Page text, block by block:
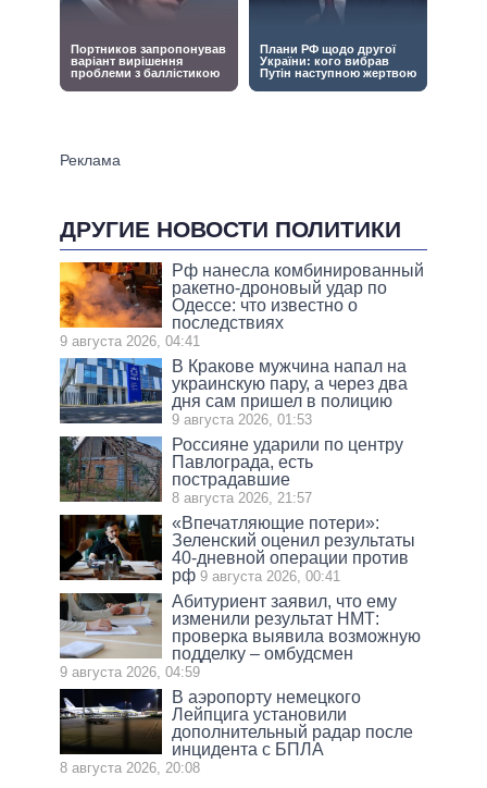
ДРУГИЕ НОВОСТИ ПОЛИТИКИ
Рф нанесла комбинированный
ракетно-дроновый удар по
Одессе: что известно о
последствиях
9 августа 2026, 04:41
В Кракове мужчина напал на
украинскую пару, а через два
дня сам пришел в полицию
9 августа 2026, 01:53
Россияне ударили по центру
Павлограда, есть
пострадавшие
8 августа 2026, 21:57
«Впечатляющие потери»:
Зеленский оценил результаты
40-дневной операции против
рф 9 августа 2026, 00:41
Абитуриент заявил, что ему
изменили результат НМТ:
проверка выявила возможную
подделку – омбудсмен
9 августа 2026, 04:59
В аэропорту немецкого
Лейпцига установили
дополнительный радар после
инцидента с БПЛА
8 августа 2026, 20:08